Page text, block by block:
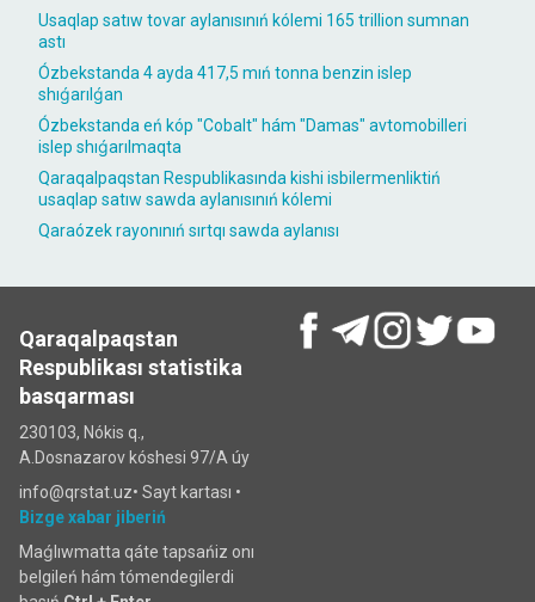
Usaqlap satıw tovar aylanısınıń kólemi 165 trillion sumnan
astı
Ózbekstanda 4 ayda 417,5 mıń tonna benzin islep
shıǵarılǵan
Ózbekstanda eń kóp "Cobalt" hám "Damas" avtomobilleri
islep shıǵarılmaqta
Qaraqalpaqstan Respublikasında kishi isbilermenliktiń
usaqlap satıw sawda aylanısınıń kólemi
Qaraózek rayonınıń sırtqı sawda aylanısı
Qaraqalpaqstan
Respublikası statistika
basqarması
230103, Nókis q.,
A.Dosnazarov kóshesi 97/A úy
info@qrstat.uz• Sayt kartası •
Bizge xabar jiberiń
Maǵlıwmatta qáte tapsańiz onı
belgileń hám tómendegilerdi